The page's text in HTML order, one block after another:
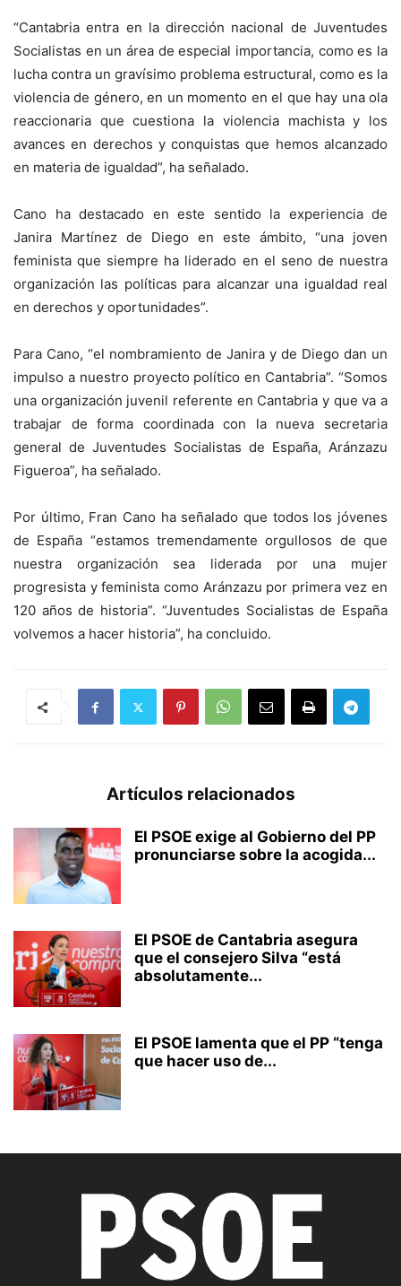
“Cantabria entra en la dirección nacional de Juventudes
Socialistas en un área de especial importancia, como es la
lucha contra un gravísimo problema estructural, como es la
violencia de género, en un momento en el que hay una ola
reaccionaria que cuestiona la violencia machista y los
avances en derechos y conquistas que hemos alcanzado
en materia de igualdad”, ha señalado.
Cano ha destacado en este sentido la experiencia de
Janira Martínez de Diego en este ámbito, “una joven
feminista que siempre ha liderado en el seno de nuestra
organización las políticas para alcanzar una igualdad real
en derechos y oportunidades”.
Para Cano, “el nombramiento de Janira y de Diego dan un
impulso a nuestro proyecto político en Cantabria”. “Somos
una organización juvenil referente en Cantabria y que va a
trabajar de forma coordinada con la nueva secretaria
general de Juventudes Socialistas de España, Aránzazu
Figueroa”, ha señalado.
Por último, Fran Cano ha señalado que todos los jóvenes
de España “estamos tremendamente orgullosos de que
nuestra organización sea liderada por una mujer
progresista y feminista como Aránzazu por primera vez en
120 años de historia”. “Juventudes Socialistas de España
volvemos a hacer historia”, ha concluido.
Artículos relacionados
El PSOE exige al Gobierno del PP
pronunciarse sobre la acogida...
El PSOE de Cantabria asegura
que el consejero Silva “está
absolutamente...
El PSOE lamenta que el PP “tenga
que hacer uso de...